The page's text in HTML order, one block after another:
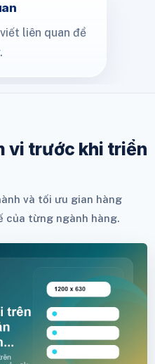
liên quan để
vi trước khi triển
và tối ưu gian hàng
của từng ngành hàng.